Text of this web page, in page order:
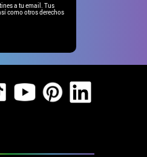
a tu email. Tus
como otros derechos